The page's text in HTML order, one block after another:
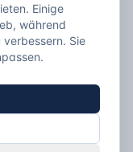
Einige
während
Sie